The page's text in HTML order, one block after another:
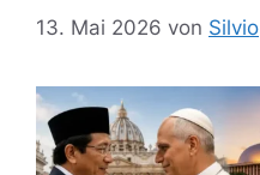
13. Mai 2026 von Silvio